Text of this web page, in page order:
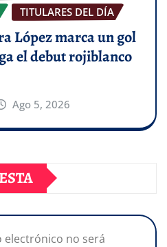
TITULARES DEL DÍA
López marca un gol
el debut rojiblanco
Ago 5, 2026
electrónico no será